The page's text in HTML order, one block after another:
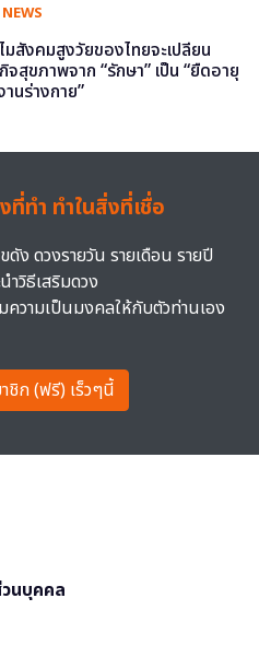
มสังคมสูงวัยของไทยจะเปลี่ยน
จสุขภาพจาก “รักษา” เป็น “ยืดอายุ
านร่างกาย”
ที่ทำ ทำในสิ่งที่เชื่อ
ดัง ดวงรายวัน รายเดือน รายปี
วิธีเสริมดวง
ความเป็นมงคลให้กับตัวท่านเอง
ชิก (ฟรี) เร็วๆนี้
นบุคคล